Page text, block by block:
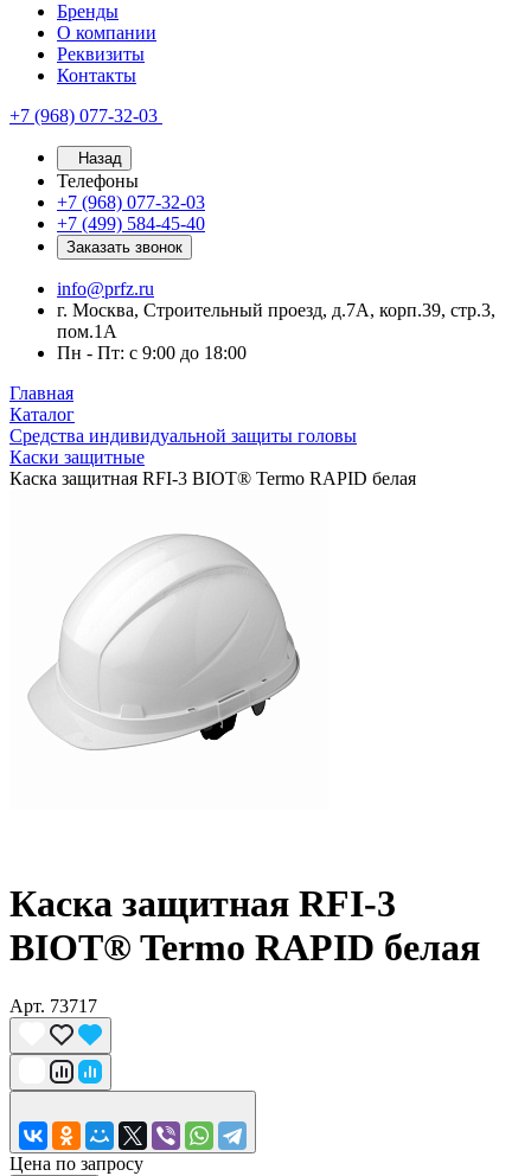
Бренды
О компании
Реквизиты
Контакты
+7 (968) 077-32-03
Назад
Телефоны
+7 (968) 077-32-03
+7 (499) 584-45-40
Заказать звонок
info@prfz.ru
г. Москва, Строительный проезд, д.7А, корп.39, стр.3,
пом.1А
Пн - Пт: с 9:00 до 18:00
Главная
Каталог
Средства индивидуальной защиты головы
Каски защитные
Каска защитная RFI-3 BIOT® Termo RAPID белая
Каска защитная RFI-3
BIOT® Termo RAPID белая
Арт. 73717
Цена по запросу